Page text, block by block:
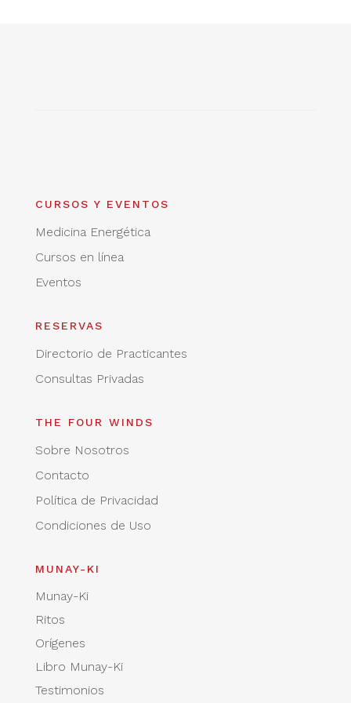
CURSOS Y EVENTOS
Medicina Energética
Cursos en línea
Eventos
RESERVAS
Directorio de Practicantes
Consultas Privadas
THE FOUR WINDS
Sobre Nosotros
Contacto
Política de Privacidad
Condiciones de Uso
MUNAY-KI
Munay-Ki
Ritos
Orígenes
Libro Munay-Ki
Testimonios